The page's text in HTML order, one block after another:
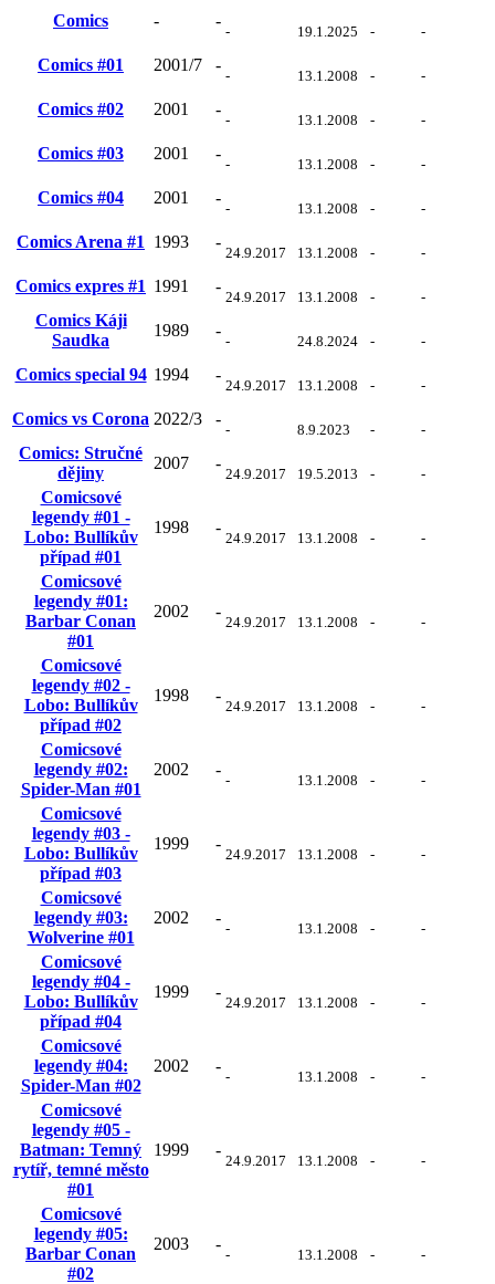
Comics - -
- 19.1.2025 - -
Comics #01 2001/7 -
- 13.1.2008 - -
Comics #02 2001 -
- 13.1.2008 - -
Comics #03 2001 -
- 13.1.2008 - -
Comics #04 2001 -
- 13.1.2008 - -
Comics Arena #1 1993 -
24.9.2017 13.1.2008 - -
Comics expres #1 1991 -
24.9.2017 13.1.2008 - -
Comics Káji
Saudka
1989 -
- 24.8.2024 - -
Comics special 94 1994 -
24.9.2017 13.1.2008 - -
Comics vs Corona 2022/3 -
- 8.9.2023 - -
Comics: Stručné
dějiny
2007 -
24.9.2017 19.5.2013 - -
Comicsové
legendy #01 -
Lobo: Bullíkův
případ #01
1998 -
24.9.2017 13.1.2008 - -
Comicsové
legendy #01:
Barbar Conan
#01
2002 -
24.9.2017 13.1.2008 - -
Comicsové
legendy #02 -
Lobo: Bullíkův
případ #02
1998 -
24.9.2017 13.1.2008 - -
Comicsové
legendy #02:
Spider-Man #01
2002 -
- 13.1.2008 - -
Comicsové
legendy #03 -
Lobo: Bullíkův
případ #03
1999 -
24.9.2017 13.1.2008 - -
Comicsové
legendy #03:
Wolverine #01
2002 -
- 13.1.2008 - -
Comicsové
legendy #04 -
Lobo: Bullíkův
případ #04
1999 -
24.9.2017 13.1.2008 - -
Comicsové
legendy #04:
Spider-Man #02
2002 -
- 13.1.2008 - -
Comicsové
legendy #05 -
Batman: Temný
rytíř, temné město
#01
1999 -
24.9.2017 13.1.2008 - -
Comicsové
legendy #05:
Barbar Conan
#02
2003 -
- 13.1.2008 - -